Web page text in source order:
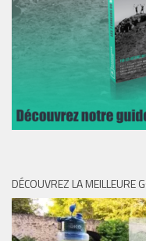
DÉCOUVREZ LA MEILLEURE